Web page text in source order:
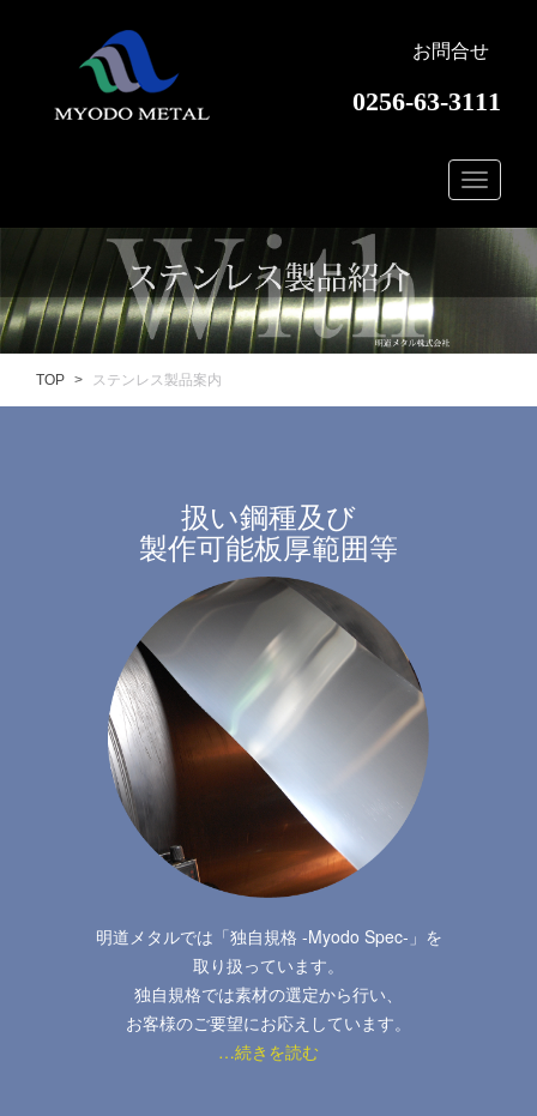
お問合せ
0256-63-3111
TOP ステンレス製品案内
扱い鋼種及び
製作可能板厚範囲等
明道メタルでは「独自規格 -Myodo Spec-」を
取り扱っています。
独自規格では素材の選定から行い、
お客様のご要望にお応えしています。
…続きを読む